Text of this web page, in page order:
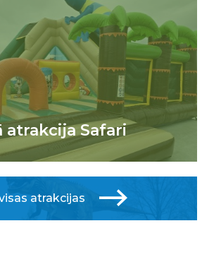
atrakcija Safari
atrakcijas